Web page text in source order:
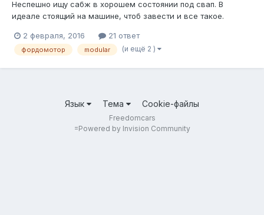
Неспешно ищу сабж в хорошем состоянии под свап. В
идеале стоящий на машине, чтоб завести и все такое.
P.S. На фордтраке тему пока не создал ибо зарегался, а
письмо не прилетает.
2 февраля, 2016 21 ответ
фордомотор modular (и ещё 2 )
Язык Тема Cookie-файлы
Freedomcars
=Powered by Invision Community